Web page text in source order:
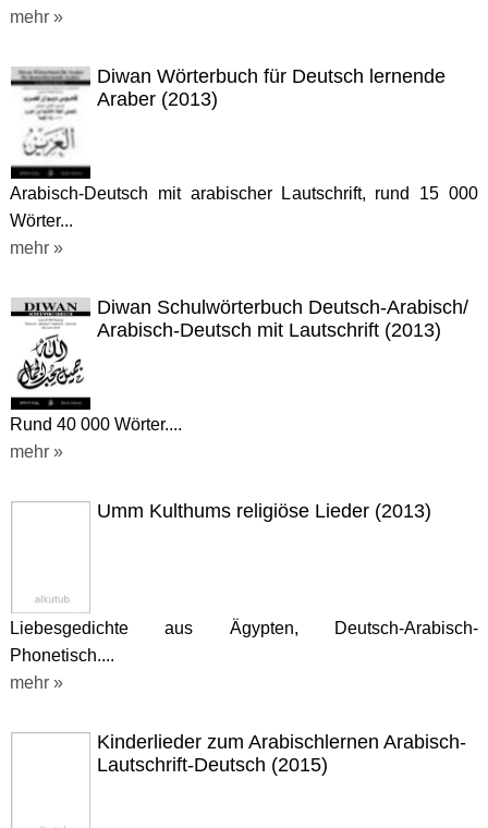
mehr »
Diwan Wörterbuch für Deutsch lernende
Araber (2013)
Arabisch-Deutsch mit arabischer Lautschrift, rund 15 000
Wörter...
mehr »
Diwan Schulwörterbuch Deutsch-Arabisch/
Arabisch-Deutsch mit Lautschrift (2013)
Rund 40 000 Wörter....
mehr »
Umm Kulthums religiöse Lieder (2013)
Liebesgedichte aus Ägypten, Deutsch-Arabisch-
Phonetisch....
mehr »
Kinderlieder zum Arabischlernen Arabisch-
Lautschrift-Deutsch (2015)